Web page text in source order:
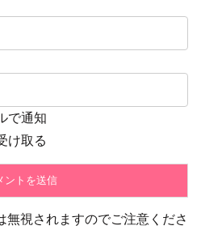
で通知
け取る
無視されますのでご注意くださ